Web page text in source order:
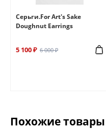
Серьги.For Art's Sake
Doughnut Earrings
5 100 ₽ 6 000 ₽
Похожие товары